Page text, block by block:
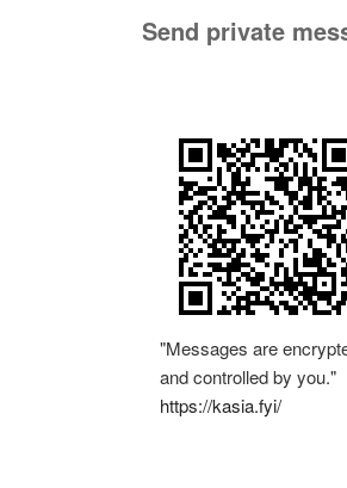
Send private
"Messages are
and controlled by you."
https://kasia.fyi/